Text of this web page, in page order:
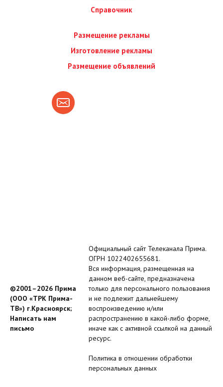
Справочник
Размещение рекламы
Изготовление рекламы
Размещение объявлений
©2001–2026 Прима
(ООО «ТРК Прима-
ТВ») г.Красноярск;
Написать нам
письмо
Официальный сайт Телеканала Прима.
ОГРН 1022402655681.
Вся информация, размещенная на
данном веб-сайте, предназначена
только для персонального пользования
и не подлежит дальнейшему
воспроизведению и/или
распространению в какой-либо форме,
иначе как с активной ссылкой на данный
ресурс.
Политика в отношении обработки
персональных данных